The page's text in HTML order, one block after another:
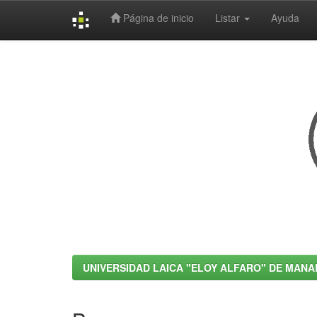
Página de inicio Listar Ayuda
UNIVERSIDAD LAICA "ELOY ALFARO" DE